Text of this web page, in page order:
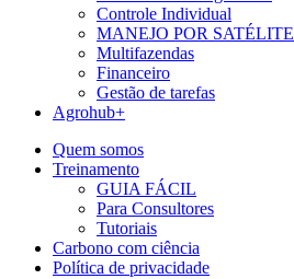
Controle Individual
MANEJO POR SATÉLITE
Multifazendas
Financeiro
Gestão de tarefas
Agrohub+
Quem somos
Treinamento
GUIA FÁCIL
Para Consultores
Tutoriais
Carbono com ciência
Política de privacidade